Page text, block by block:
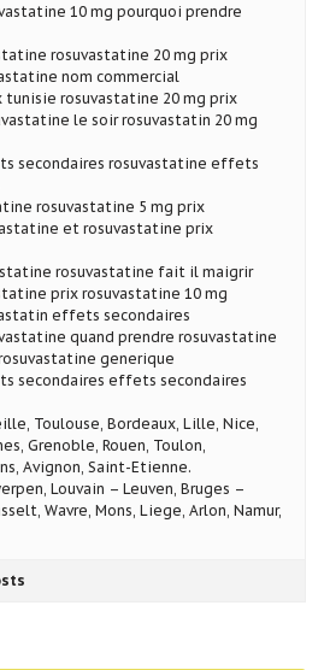
10 mg pourquoi prendre
rosuvastatine 20 mg prix
nom commercial
tunisie rosuvastatine 20 mg prix
le soir rosuvastatin 20 mg
secondaires rosuvastatine effets
rosuvastatine 5 mg prix
et rosuvastatine prix
rosuvastatine fait il maigrir
prix rosuvastatine 10 mg
effets secondaires
quand prendre rosuvastatine
generique
secondaires effets secondaires
Toulouse, Bordeaux, Lille, Nice,
Grenoble, Rouen, Toulon,
Avignon, Saint-Etienne.
Louvain – Leuven, Bruges –
Wavre, Mons, Liege, Arlon, Namur,